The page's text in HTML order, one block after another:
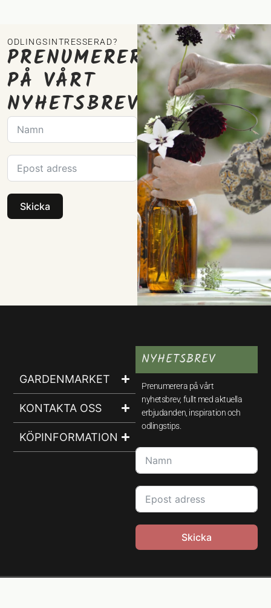
ODLINGSINTRESSERAD?
PRENUMERERA
PÅ VÅRT
NYHETSBREV
Skicka
GARDENMARKET
KONTAKTA OSS
KÖPINFORMATION
NYHETSBREV
Prenumerera på vårt
nyhetsbrev, fullt med aktuella
erbjudanden, inspiration och
odlingstips.
Skicka